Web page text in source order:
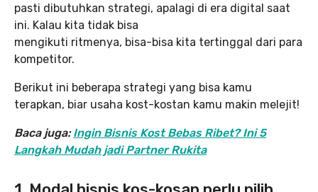
pasti dibutuhkan strategi, apalagi di era digital saat
ini. Kalau kita tidak bisa
mengikuti ritmenya, bisa-bisa kita tertinggal dari para
kompetitor.
Berikut ini beberapa strategi yang bisa kamu
terapkan, biar usaha kost-kostan kamu makin melejit!
Baca juga:Ingin Bisnis Kost Bebas Ribet? Ini 5
Langkah Mudah jadi Partner Rukita